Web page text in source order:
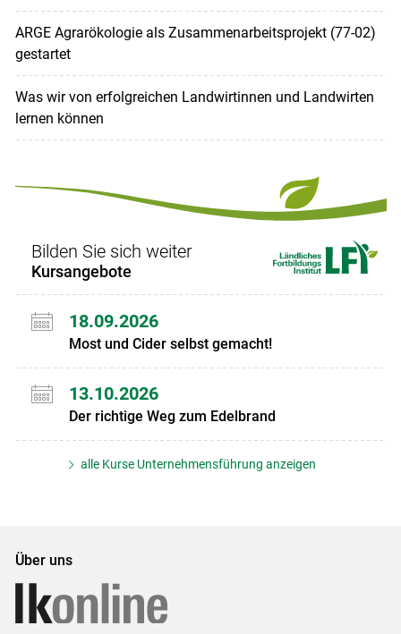
ARGE Agrarökologie als Zusammenarbeitsprojekt (77-02)
gestartet
Was wir von erfolgreichen Landwirtinnen und Landwirten
lernen können
Bilden Sie sich weiter
Kursangebote
18.09.2026
Most und Cider selbst gemacht!
13.10.2026
Der richtige Weg zum Edelbrand
alle Kurse Unternehmensführung anzeigen
Über uns